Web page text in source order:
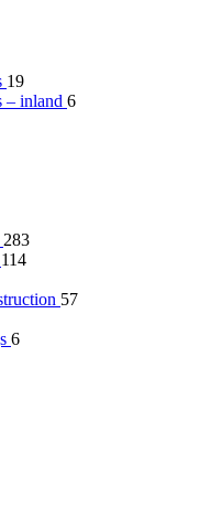
19
– inland 6
283
114
57
6